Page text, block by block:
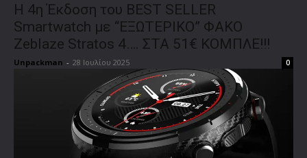
Η 4η Έκδοση του BEST SELLER
Smartwatch με “ΕΞΩΤΕΡΙΚΟ” ΦΑΚΟ
Zeblaze Stratos 4…. ΣΤΑ 51€ ΚΟΜΠΛΕ!!!
Unpackman - 28 Ιουλίου 2025 0